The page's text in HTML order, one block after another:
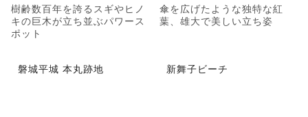
樹齢数百年を誇るスギやヒノ
キの巨木が立ち並ぶパワース
ポット
傘を広げたような独特な紅
葉、雄大で美しい立ち姿
磐城平城 本丸跡地 新舞子ビーチ